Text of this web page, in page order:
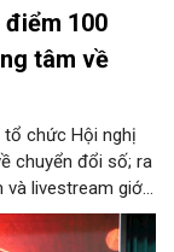
100
tâm về
tổ chức Hội nghị
chuyển đổi số; ra
livestream giới
hóa kiến trúc